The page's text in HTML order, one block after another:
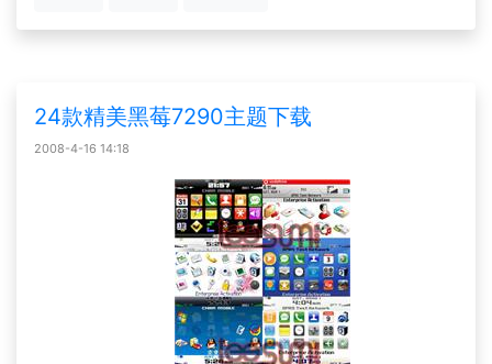
24款精美黑莓7290主题下载
2008-4-16 14:18